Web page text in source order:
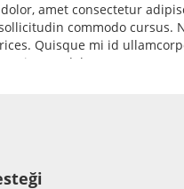
amet consectetur
commodo cursus.
Quisque mi id
ipsum dolor, amet